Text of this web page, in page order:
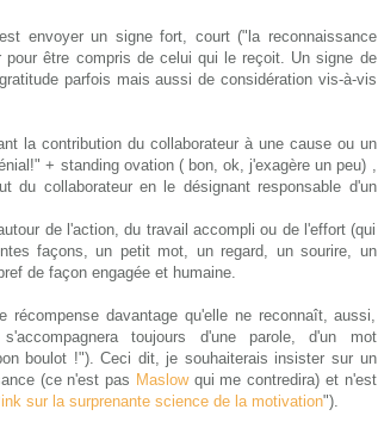
envoyer un signe fort, court ("la reconnaissance
être compris de celui qui le reçoit. Un signe de
parfois mais aussi de considération vis-à-vis
la contribution du collaborateur à une cause ou un
+ standing ovation ( bon, ok, j'exagère un peu) ,
du collaborateur en le désignant responsable d'un
de l'action, du travail accompli ou de l'effort (qui
façons, un petit mot, un regard, un sourire, un
de façon engagée et humaine.
davantage qu'elle ne reconnaît, aussi,
toujours d'une parole, d'un mot
boulot !"). Ceci dit, je souhaiterais insister sur un
(ce n'est pas Maslowqui me contredira) et n'est
sur la surprenante science de la motivation").